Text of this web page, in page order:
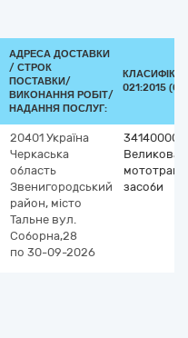
АДРЕСА ДОСТАВКИ
/ СТРОК
ПОСТАВКИ/
ВИКОНАННЯ РОБІТ/
НАДАННЯ ПОСЛУГ:
021:2015
20401 Україна
Черкаська
область
Звенигородський
район, місто
Тальне вул.
Соборна,28
по 30-09-2026
34140000-
засоби